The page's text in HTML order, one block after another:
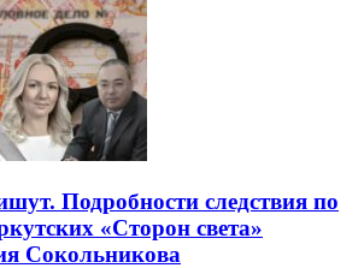
Подробности следствия по
«Сторон света»
Сокольникова